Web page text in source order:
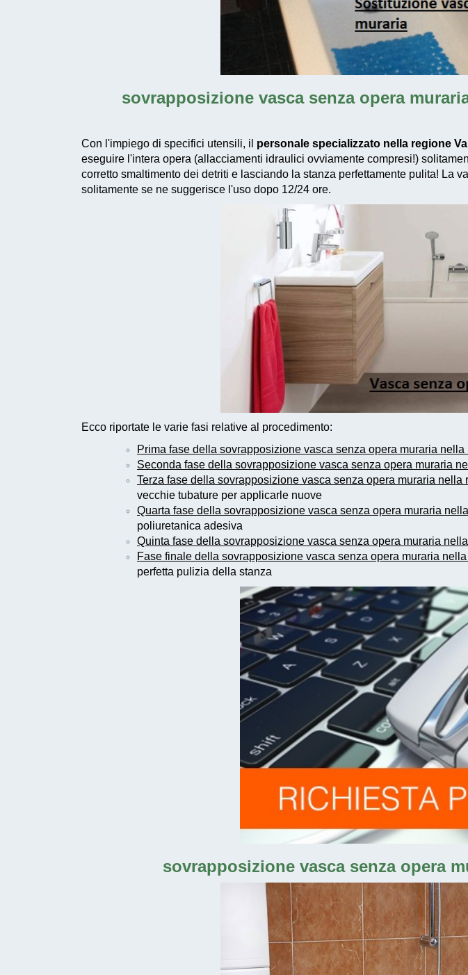
sovrapposizione vasca senza opera
Con l'impiego di specifici utensili, il personale specializzato nella regione
eseguire l'intera opera (allacciamenti idraulici ovviamente compresi!)
corretto smaltimento dei detriti e lasciando la stanza perfettamente pulita! La
solitamente se ne suggerisce l'uso dopo 12/24 ore.
Ecco riportate le varie fasi relative al procedimento:
Prima fase della sovrapposizione vasca senza opera muraria
Seconda fase della sovrapposizione vasca senza opera muraria
Terza fase della sovrapposizione vasca senza opera muraria nella
vecchie tubature per applicarle nuove
Quarta fase della sovrapposizione vasca senza opera muraria
poliuretanica adesiva
Quinta fase della sovrapposizione vasca senza opera muraria
Fase finale della sovrapposizione vasca senza opera muraria
perfetta pulizia della stanza
sovrapposizione vasca senza opera